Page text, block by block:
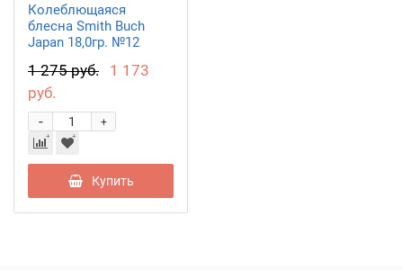
Колеблющаяся
блесна Smith Buch
Japan 18,0гр. №12
1 275 руб.
1 173
руб.
+
-
Купить